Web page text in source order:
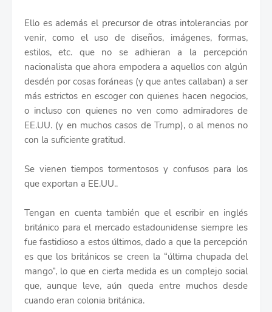
Ello es además el precursor de otras intolerancias por
venir, como el uso de diseños, imágenes, formas,
estilos, etc. que no se adhieran a la percepción
nacionalista que ahora empodera a aquellos con algún
desdén por cosas foráneas (y que antes callaban) a ser
más estrictos en escoger con quienes hacen negocios,
o incluso con quienes no ven como admiradores de
EE.UU. (y en muchos casos de Trump), o al menos no
con la suficiente gratitud.
Se vienen tiempos tormentosos y confusos para los
que exportan a EE.UU..
Tengan en cuenta también que el escribir en inglés
británico para el mercado estadounidense siempre les
fue fastidioso a estos últimos, dado a que la percepción
es que los británicos se creen la “última chupada del
mango”, lo que en cierta medida es un complejo social
que, aunque leve, aún queda entre muchos desde
cuando eran colonia británica.